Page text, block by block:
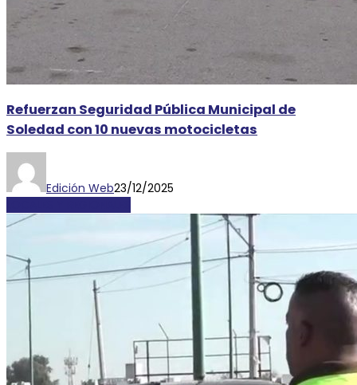
Refuerzan Seguridad Pública Municipal de
Soledad con 10 nuevas motocicletas
Edición Web23/12/2025